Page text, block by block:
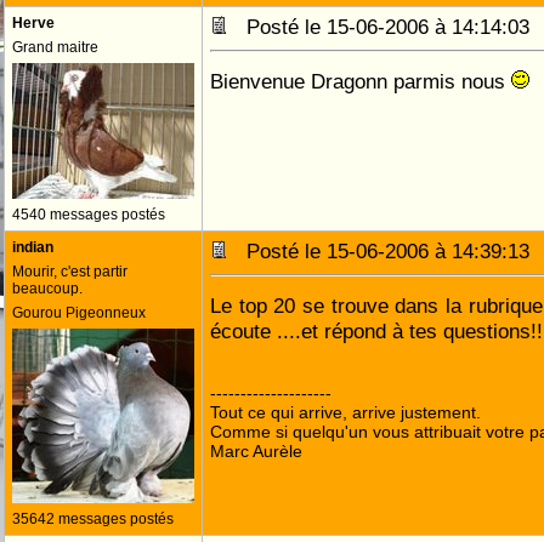
Herve
Grand maitre
4540 messages postés
Posté le 15-06-2006 à
Bienvenue Dragonn parmis nous
indian
Mourir, c'est partir
beaucoup.
Gourou Pigeonneux
35642 messages postés
Posté le 15-06-2006 à
Le top 20 se trouve dans la
écoute ....et répond à tes
--------------------
Tout ce qui arrive, arrive justement.
Comme si quelqu'un vous attribuait votre
Marc Aurèle